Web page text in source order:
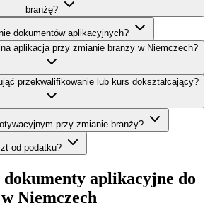
branżę?
dokumentów aplikacyjnych?
aplikacja przy zmianie branży w Niemczech?
przekwalifikowanie lub kurs dokształcający?
przy zmianie branży?
od podatku?
dokumenty aplikacyjne do
Niemczech